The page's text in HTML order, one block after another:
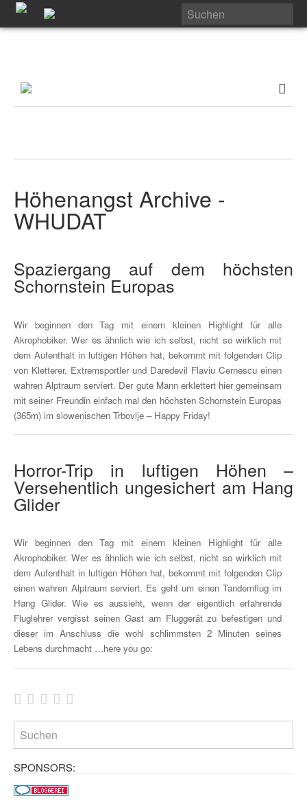
Höhenangst Archive -
WHUDAT
Spaziergang auf dem höchsten
Schornstein Europas
Wir beginnen den Tag mit einem kleinen Highlight für alle
Akrophobiker. Wer es ähnlich wie ich selbst, nicht so wirklich mit
dem Aufenthalt in luftigen Höhen hat, bekommt mit folgenden Clip
von Kletterer, Extremsportler und Daredevil Flaviu Cernescu einen
wahren Alptraum serviert. Der gute Mann erklettert hier gemeinsam
mit seiner Freundin einfach mal den höchsten Schornstein Europas
(365m) im slowenischen Trbovlje – Happy Friday!
Horror-Trip in luftigen Höhen –
Versehentlich ungesichert am Hang
Glider
Wir beginnen den Tag mit einem kleinen Highlight für alle
Akrophobiker. Wer es ähnlich wie ich selbst, nicht so wirklich mit
dem Aufenthalt in luftigen Höhen hat, bekommt mit folgenden Clip
einen wahren Alptraum serviert. Es geht um einen Tandemflug im
Hang Glider. Wie es aussieht, wenn der eigentlich erfahrende
Fluglehrer vergisst seinen Gast am Fluggerät zu befestigen und
dieser im Anschluss die wohl schlimmsten 2 Minuten seines
Lebens durchmacht …here you go:
SPONSORS: